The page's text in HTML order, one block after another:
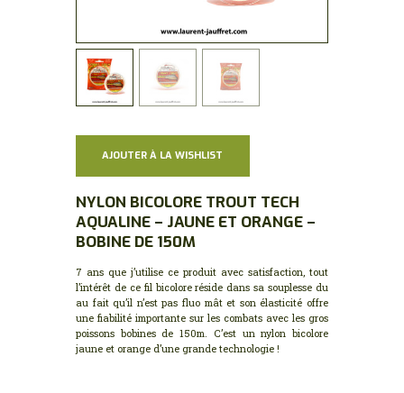
AJOUTER À LA WISHLIST
NYLON BICOLORE TROUT TECH
AQUALINE – JAUNE ET ORANGE –
BOBINE DE 150M
7 ans que j’utilise ce produit avec satisfaction, tout
l’intérêt de ce fil bicolore réside dans sa souplesse du
au fait qu’il n’est pas fluo mât et son élasticité offre
une fiabilité importante sur les combats avec les gros
poissons bobines de 150m. C’est un nylon bicolore
jaune et orange d’une grande technologie !